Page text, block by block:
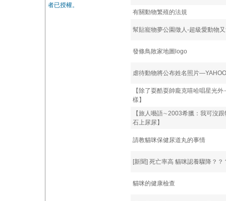
者已授權。
有關動物繁殖的法規
幫貼寵物夢公園徵人-超級愛動物
發條鳥敗家地圖logo
虐待動物將公布姓名照片
【除了耍酷耍帥龐克嘻哈唱星光
樣】
【旅人囈語∼2003希臘：我可沒
石上尿尿】
請教貓咪保健尿道丸的事情
[新聞] 死亡率高 貓咪認養驟降？？
貓咪的健康檢查